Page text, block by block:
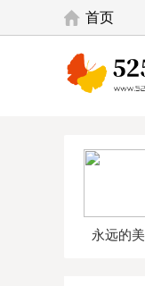
首页
永远的美